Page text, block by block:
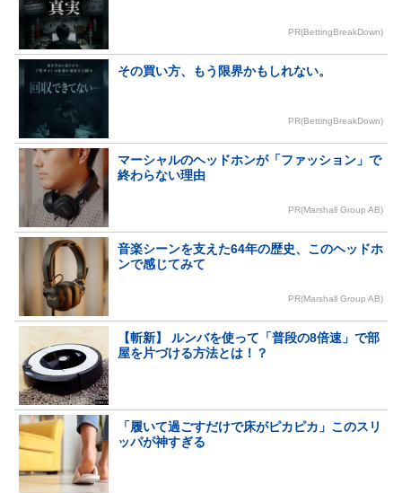
PR(BettingBreakDown)
その買い方、もう限界かもしれない。
PR(BettingBreakDown)
マーシャルのヘッドホンが「ファッション」で
終わらない理由
PR(Marshall Group AB)
音楽シーンを支えた64年の歴史、このヘッドホ
ンで感じてみて
PR(Marshall Group AB)
【斬新】 ルンバを使って「普段の8倍速」で部
屋を片づける方法とは！？
「履いて過ごすだけで床がピカピカ」このスリ
ッパが神すぎる